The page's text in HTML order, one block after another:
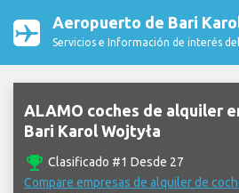
Aeropuerto de Bari
Servicios e Información de interés
ALAMO coches de alquiler
Bari Karol Wojtyła
emoji_events Clasificado #1 Desde 27
Compare empresas de alquiler de